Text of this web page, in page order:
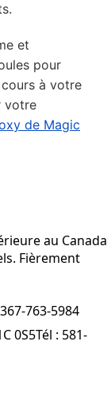
et
pour
à votre
votre
de Magic
au Canada
Fièrement
367-763-5984
0S5Tél : 581-